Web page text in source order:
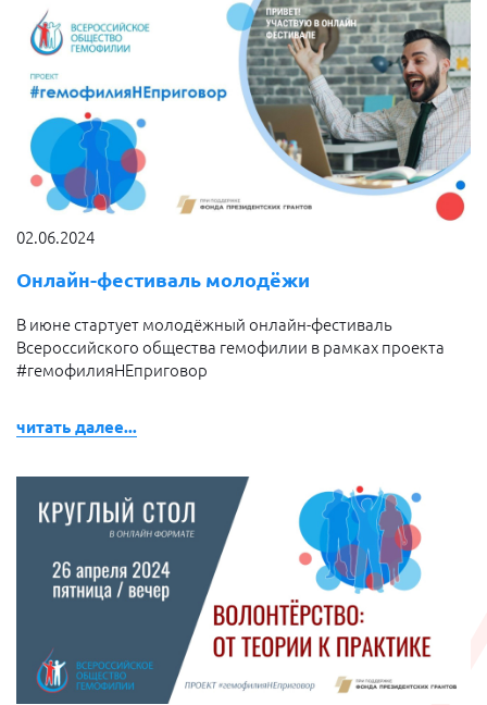
02.06.2024
Онлайн-фестиваль молодёжи
В июне стартует молодёжный онлайн-фестиваль
Всероссийского общества гемофилии в рамках проекта
#гемофилияНЕприговор
читать далее...